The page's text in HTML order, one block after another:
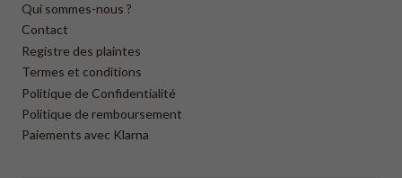
Qui sommes-nous ?
Contact
Registre des plaintes
Termes et conditions
Politique de Confidentialité
Politique de remboursement
Paiements avec Klarna